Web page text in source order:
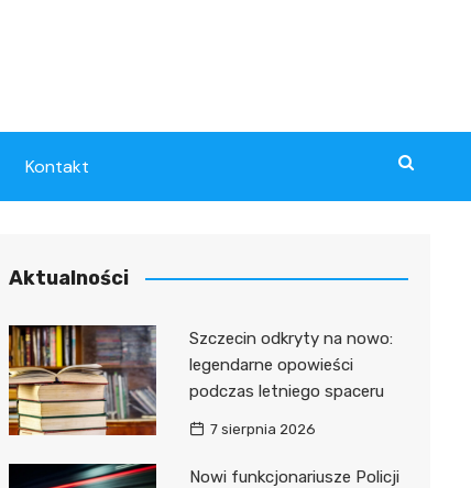
Kontakt
Aktualności
Szczecin odkryty na nowo:
legendarne opowieści
podczas letniego spaceru
7 sierpnia 2026
Nowi funkcjonariusze Policji